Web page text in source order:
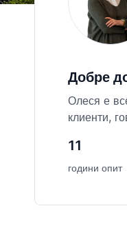
Добре
Олеся е
клиенти,
11
години опит